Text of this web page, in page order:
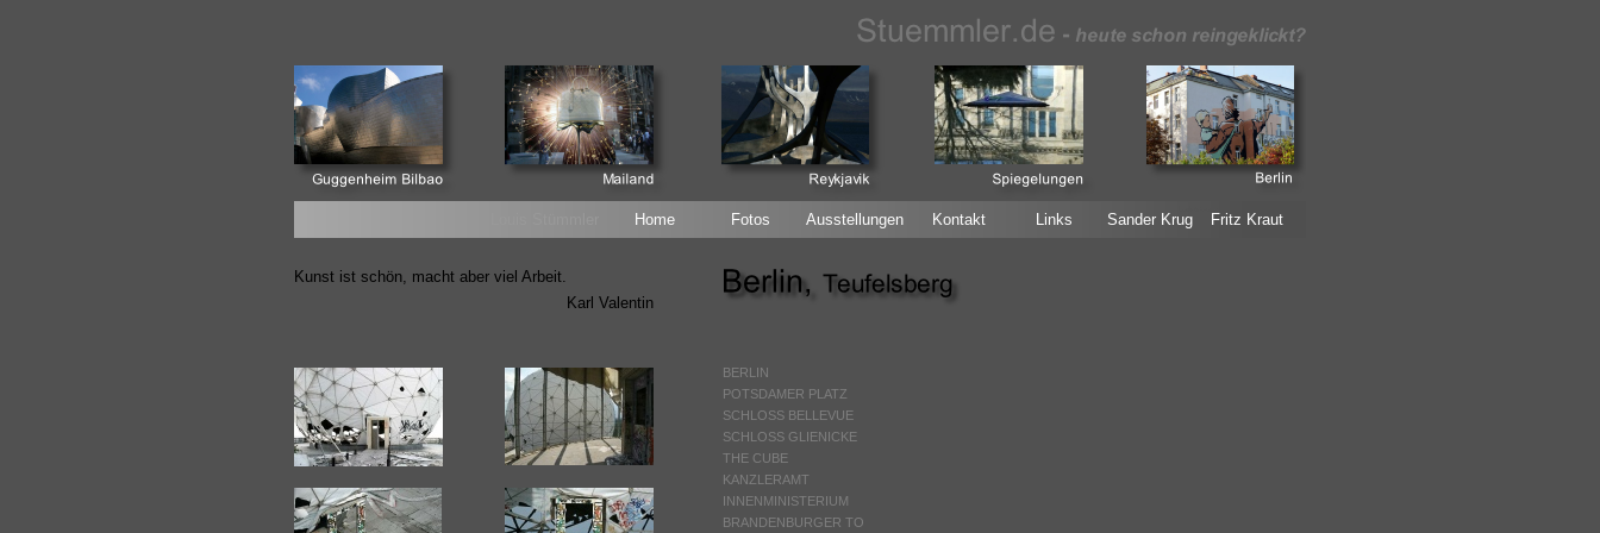
Home Fotos Ausstellungen Kontakt Links Sander Krug Fritz Kraut
BERLIN
POTSDAMER PLATZ
SCHLOSS BELLEVUE
SCHLOSS GLIENICKE
THE CUBE
KANZLERAMT
INNENMINISTERIUM
BRANDENBURGER TO
Kunst ist schön, macht aber viel Arbeit.
Karl Valentin